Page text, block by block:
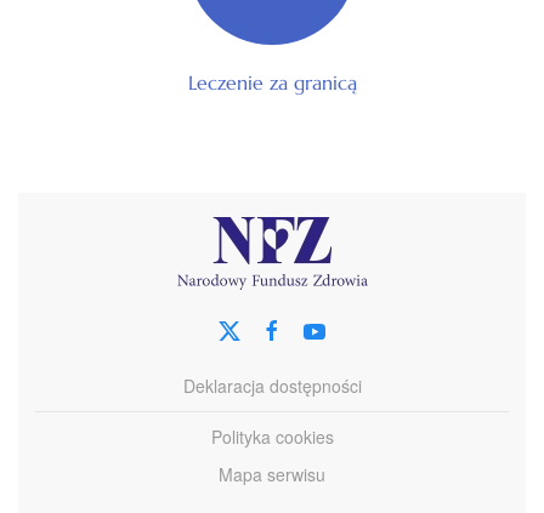
Leczenie za granicą
Deklaracja dostępności
Polityka cookies
Mapa serwisu